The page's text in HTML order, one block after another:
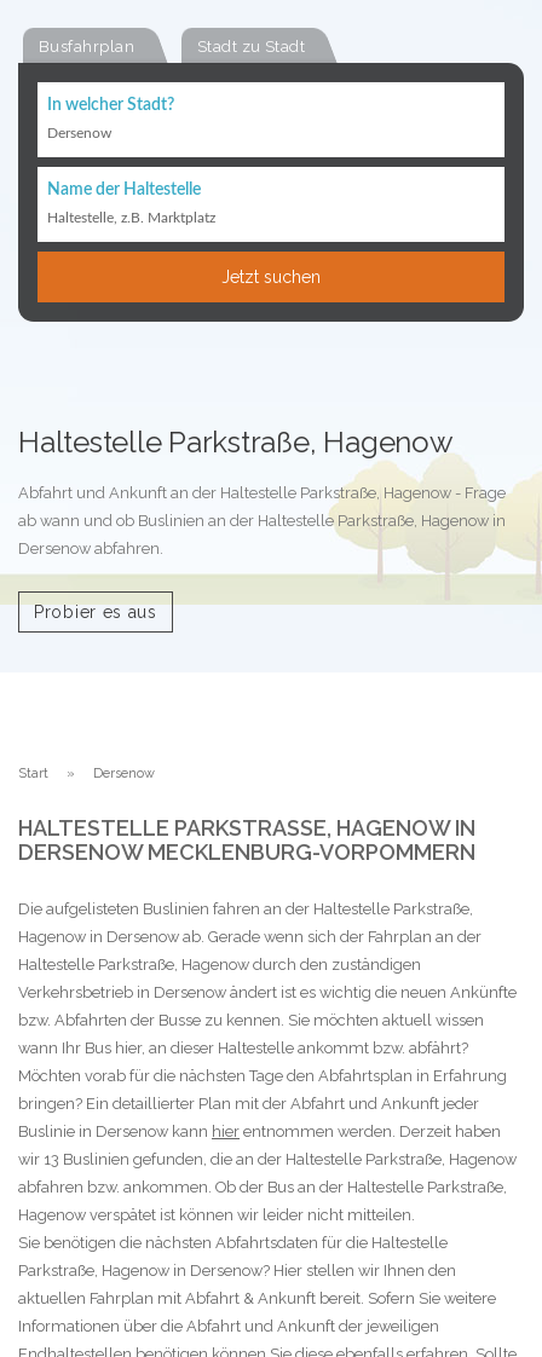
Busfahrplan Stadt zu Stadt
In welcher Stadt?
Dersenow
Name der Haltestelle
Haltestelle, z.B. Marktplatz
Jetzt suchen
Haltestelle Parkstraße, Hagenow
Abfahrt und Ankunft an der Haltestelle Parkstraße, Hagenow - Frage
ab wann und ob Buslinien an der Haltestelle Parkstraße, Hagenow in
Dersenow abfahren.
Probier es aus
Start Dersenow
HALTESTELLE PARKSTRASSE, HAGENOW IN D
ERSENOW MECKLENBURG-VORPOMMERN
Die aufgelisteten Buslinien fahren an der Haltestelle Parkstraße,
Hagenow in Dersenow ab. Gerade wenn sich der Fahrplan an der
Haltestelle Parkstraße, Hagenow durch den zuständigen
Verkehrsbetrieb in Dersenow ändert ist es wichtig die neuen Ankünfte
bzw. Abfahrten der Busse zu kennen. Sie möchten aktuell wissen
wann Ihr Bus hier, an dieser Haltestelle ankommt bzw. abfährt?
Möchten vorab für die nächsten Tage den Abfahrtsplan in Erfahrung
bringen? Ein detaillierter Plan mit der Abfahrt und Ankunft jeder
Buslinie in Dersenow kann hier entnommen werden. Derzeit haben
wir 13 Buslinien gefunden, die an der Haltestelle Parkstraße, Hagenow
abfahren bzw. ankommen. Ob der Bus an der Haltestelle Parkstraße,
Hagenow verspätet ist können wir leider nicht mitteilen.
Sie benötigen die nächsten Abfahrtsdaten für die Haltestelle
Parkstraße, Hagenow in Dersenow? Hier stellen wir Ihnen den
aktuellen Fahrplan mit Abfahrt & Ankunft bereit. Sofern Sie weitere
Informationen über die Abfahrt und Ankunft der jeweiligen